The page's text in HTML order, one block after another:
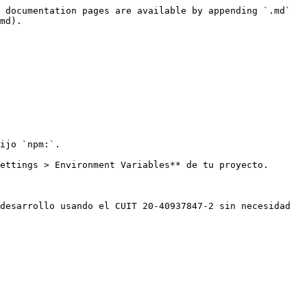
pages are available by appending `.md`
`npm:`.
> Environment Variables** de tu proyecto.
usando el CUIT 20-40937847-2 sin necesidad